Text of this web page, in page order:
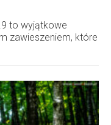
to wyjątkowe
zawieszeniem, które